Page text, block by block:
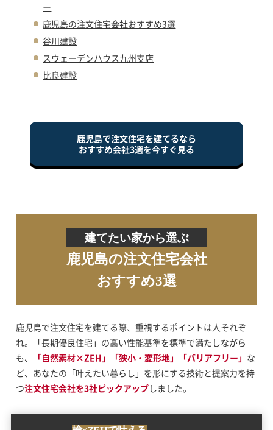
ー
鹿児島の注文住宅会社おすすめ3選
谷川建設
スウェーデンハウス九州支店
比良建設
鹿児島で注文住宅を建てるなら
おすすめ会社3選を今すぐ見る
建てたい家から選ぶ
鹿児島の注文住宅会社
おすすめ3選
鹿児島で注文住宅を建てる際、重視するポイントは人それぞ
れ。「長期優良住宅」の高い性能基準を標準で満たしながら
も、
「自然素材×ZEH」「狭小・変形地」「バリアフリー」 な
ど、あなたの「叶えたい暮らし」を形にする技術と提案力を持
つ注文住宅会社を3社ピックアップしました。